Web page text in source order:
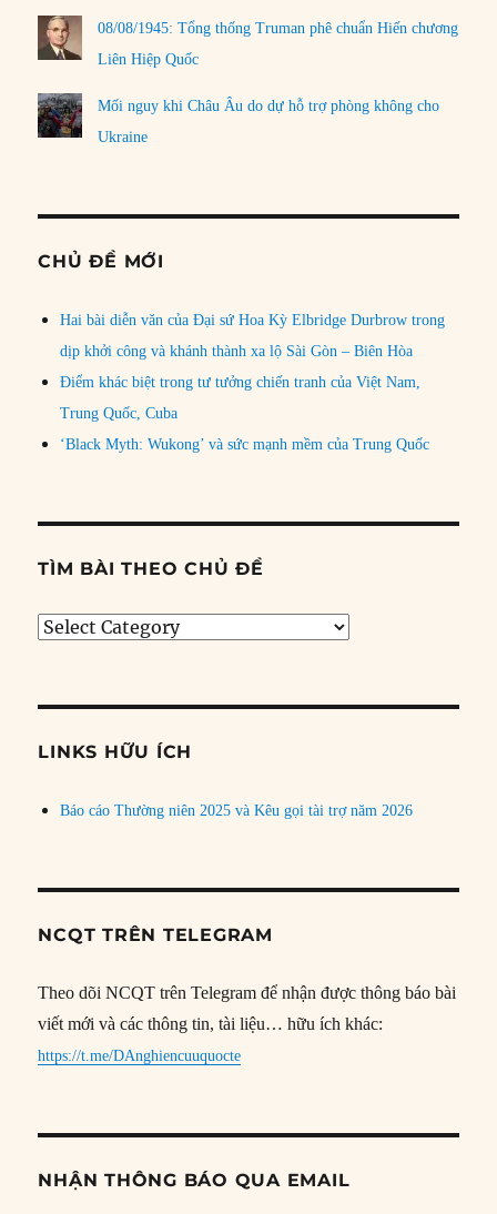
08/08/1945: Tổng thống Truman phê chuẩn Hiến chương
Liên Hiệp Quốc
Mối nguy khi Châu Âu do dự hỗ trợ phòng không cho
Ukraine
CHỦ ĐỀ MỚI
Hai bài diễn văn của Đại sứ Hoa Kỳ Elbridge Durbrow trong
dịp khởi công và khánh thành xa lộ Sài Gòn – Biên Hòa
Điểm khác biệt trong tư tưởng chiến tranh của Việt Nam,
Trung Quốc, Cuba
‘Black Myth: Wukong’ và sức mạnh mềm của Trung Quốc
TÌM BÀI THEO CHỦ ĐỀ
Tìm
đề
LINKS HỮU ÍCH
Báo cáo Thường niên 2025 và Kêu gọi tài trợ năm 2026
NCQT TRÊN TELEGRAM
Theo dõi NCQT trên Telegram để nhận được thông báo bài
viết mới và các thông tin, tài liệu… hữu ích khác:
https://t.me/DAnghiencuuquocte
NHẬN THÔNG BÁO QUA EMAIL